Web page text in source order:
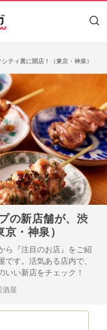
ティ裏に開店！（東京・神泉）
の新店舗が、渋
・神泉）
ら『注目のお店』をご紹
す。活気ある店内で、
い新店をチェック！
酒屋